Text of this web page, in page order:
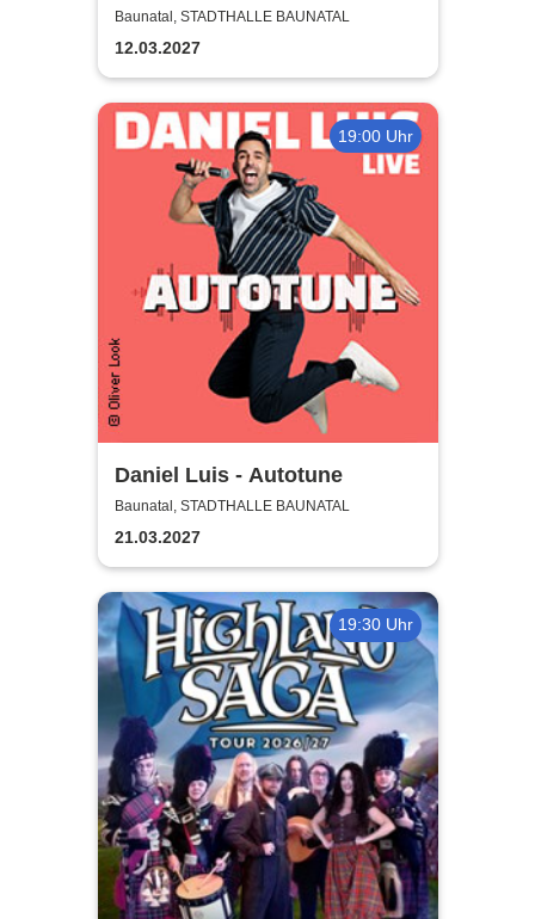
Baunatal, STADTHALLE BAUNATAL
12.03.2027
19:00 Uhr
Daniel Luis - Autotune
Baunatal, STADTHALLE BAUNATAL
21.03.2027
19:30 Uhr